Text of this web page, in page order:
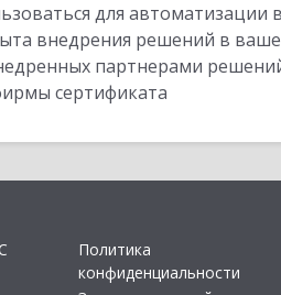
для автоматизации
внедрения решений в
партнерами
сертификата
Политика
конфиденциальности